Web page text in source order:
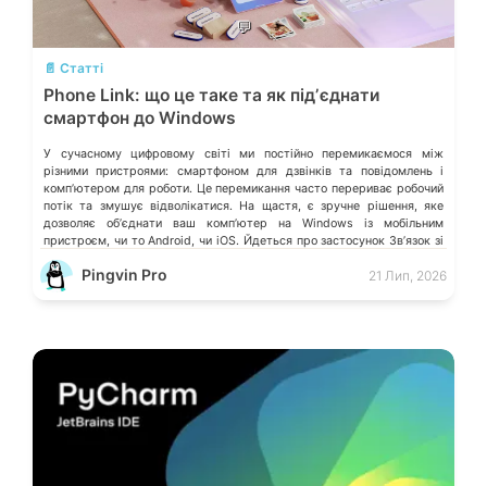
💬
📄 Статті
Phone Link: що це таке та як підʼєднати
смартфон до Windows
У сучасному цифровому світі ми постійно перемикаємося між
різними пристроями: смартфоном для дзвінків та повідомлень і
компʼютером для роботи. Це перемикання часто перериває робочий
потік та змушує відволікатися. На щастя, є зручне рішення, яке
дозволяє обʼєднати ваш компʼютер на Windows із мобільним
пристроєм, чи то Android, чи iOS. Йдеться про застосунок Звʼязок зі
смартфоном (Phone Link) від Microsoft, що перетворює ваш ПК на
своєрідний «міст» до функцій смартфона.
Pingvin Pro 21 Лип, 2026